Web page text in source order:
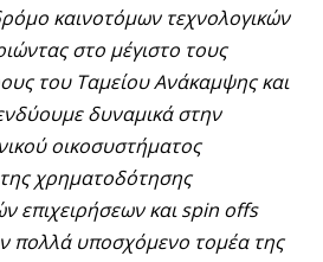
καινοτόμων τεχνολογικών
στο μέγιστο τους
του Ταμείου Ανάκαμψης και
δυναμικά στην
οικοσυστήματος
χρηματοδότησης
επιχειρήσεων και spin offs
πολλά υποσχόμενο τομέα της